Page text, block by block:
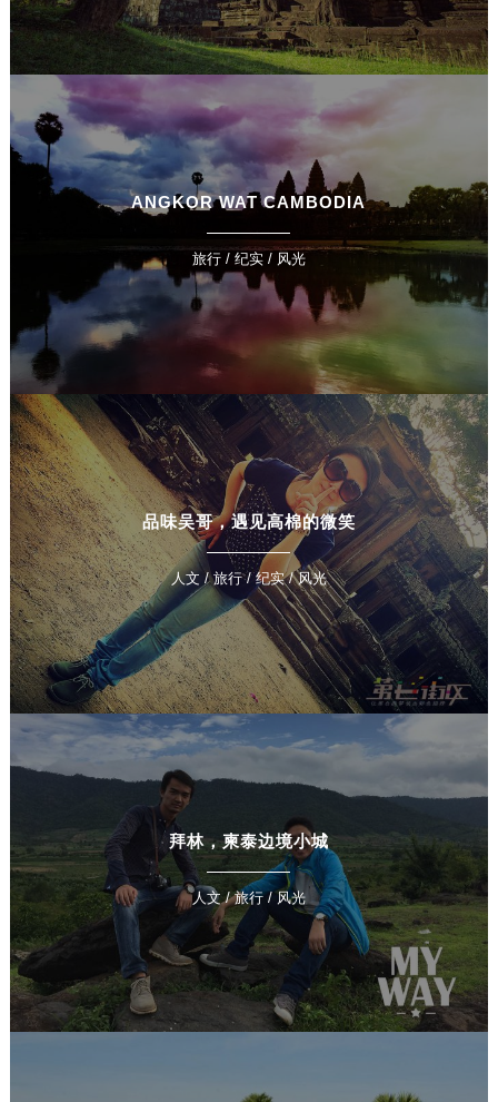
ANGKOR WAT CAMBODIA
旅行 / 纪实 / 风光
品味吴哥，遇见高棉的微笑
人文 / 旅行 / 纪实 / 风光
拜林，柬泰边境小城
人文 / 旅行 / 风光